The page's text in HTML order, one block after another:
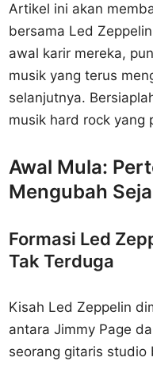
Artikel ini akan
bersama Led
awal karir mereka,
musik yang terus
selanjutnya.
musik hard rock yang
Awal Mula:
Mengubah
Formasi Led
Tak Terduga
Kisah Led Zeppelin
antara Jimmy Page
seorang gitaris studio